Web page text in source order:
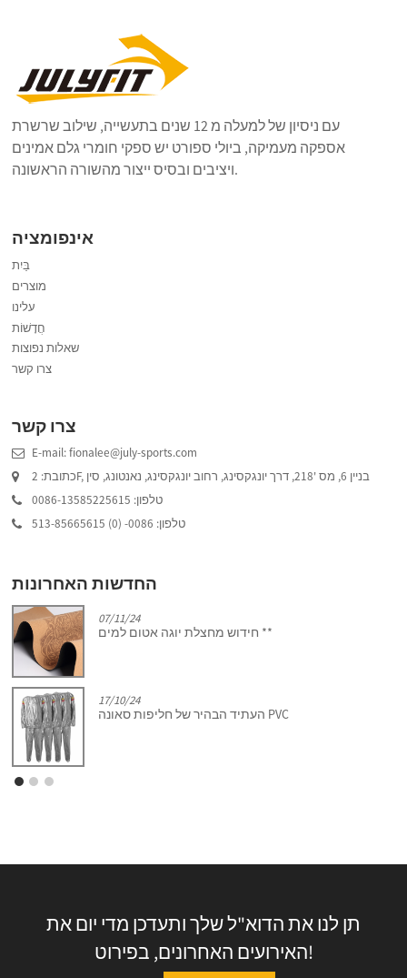
עם ניסיון של למעלה מ 12 שנים בתעשייה, שילוב שרשרת
אספקה ​​מעמיקה, ביולי ספורט יש ספקי חומרי גלם אמינים
ויציבים ובסיס ייצור מהשורה הראשונה.
אינפומציה
בַּיִת
מוצרים
עלינו
חֲדָשׁוֹת
שאלות נפוצות
צרו קשר
צרו קשר
E-mail: fionalee@july-sports.com
כתובת: 2F, בניין 6, מס '218, דרך יונגקסינג, רחוב יונגקסינג, נאנטונג, סין
טלפון: 0086-13585225615
טלפון: 0086- (0) 513-85665615
החדשות האחרונות
07/11/24
חידוש מחצלת יוגה אטום למים **
17/10/24
העתיד הבהיר של חליפות סאונה PVC
תן לנו את הדוא"ל שלך ותעדכן מדי יום את
האירועים האחרונים, בפירוט!